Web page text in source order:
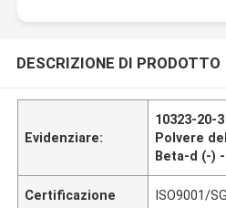
DESCRIZIONE DI PRODOTTO
Evidenziare:
10323-20-
Polvere
Beta-d (-)
Certificazione ISO9001/